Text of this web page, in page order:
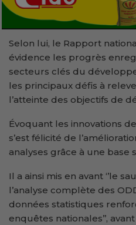
Selon lui, le Rapport
évidence les progrès
secteurs clés du
les principaux défis à
l’atteinte des objectifs de
Évoquant les innovations
s’est félicité de
analyses grâce à une base
Il a ainsi mis en avant ‘’le
l’analyse complète des
données statistiques
enquêtes nationales’’,